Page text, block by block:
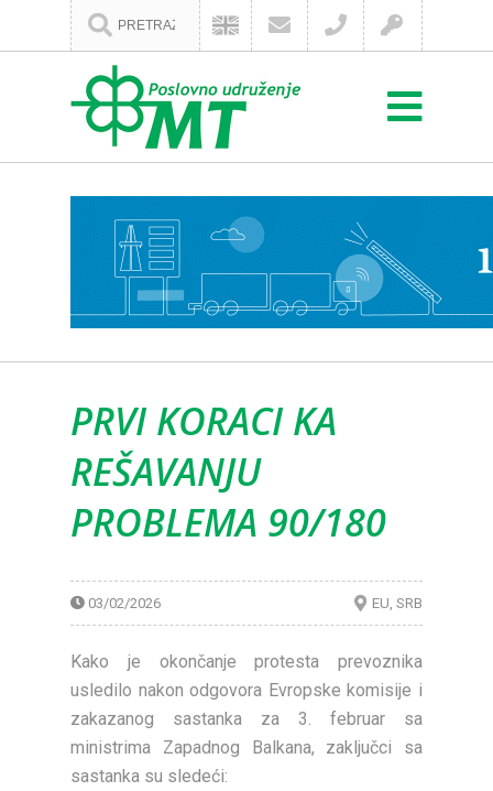
PRVI KORACI KA
REŠAVANJU
PROBLEMA 90/180
03/02/2026 EU SRB
Kako je okončanje protesta prevoznika
usledilo nakon odgovora Evropske komisije i
zakazanog sastanka za 3. februar sa
ministrima Zapadnog Balkana, zaključci sa
sastanka su sledeći: